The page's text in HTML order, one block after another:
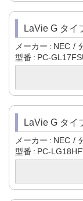
LaVie G タイ
メーカー NEC
型番
PC-
LaVie G タイ
メーカー NEC
型番
PC-